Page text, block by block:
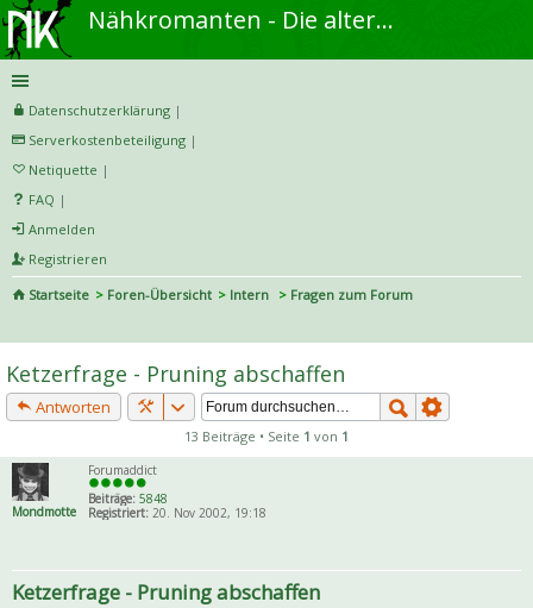
Nähkromanten - Die alternative Näh- und DIY-Community
Datenschutzerklärung |
Serverkostenbeteiligung |
Netiquette |
FAQ |
Anmelden
Registrieren
Startseite
Foren-Übersicht Intern
Fragen zum Forum
he
Ketzerfrage - Pruning abschaffen
Antworten
13 Beiträge • Seite 1 von 1
Mondmotte
Forumaddict
Beiträge: 5848
Registriert: 20. Nov 2002, 19:18
Ketzerfrage - Pruning abschaffen